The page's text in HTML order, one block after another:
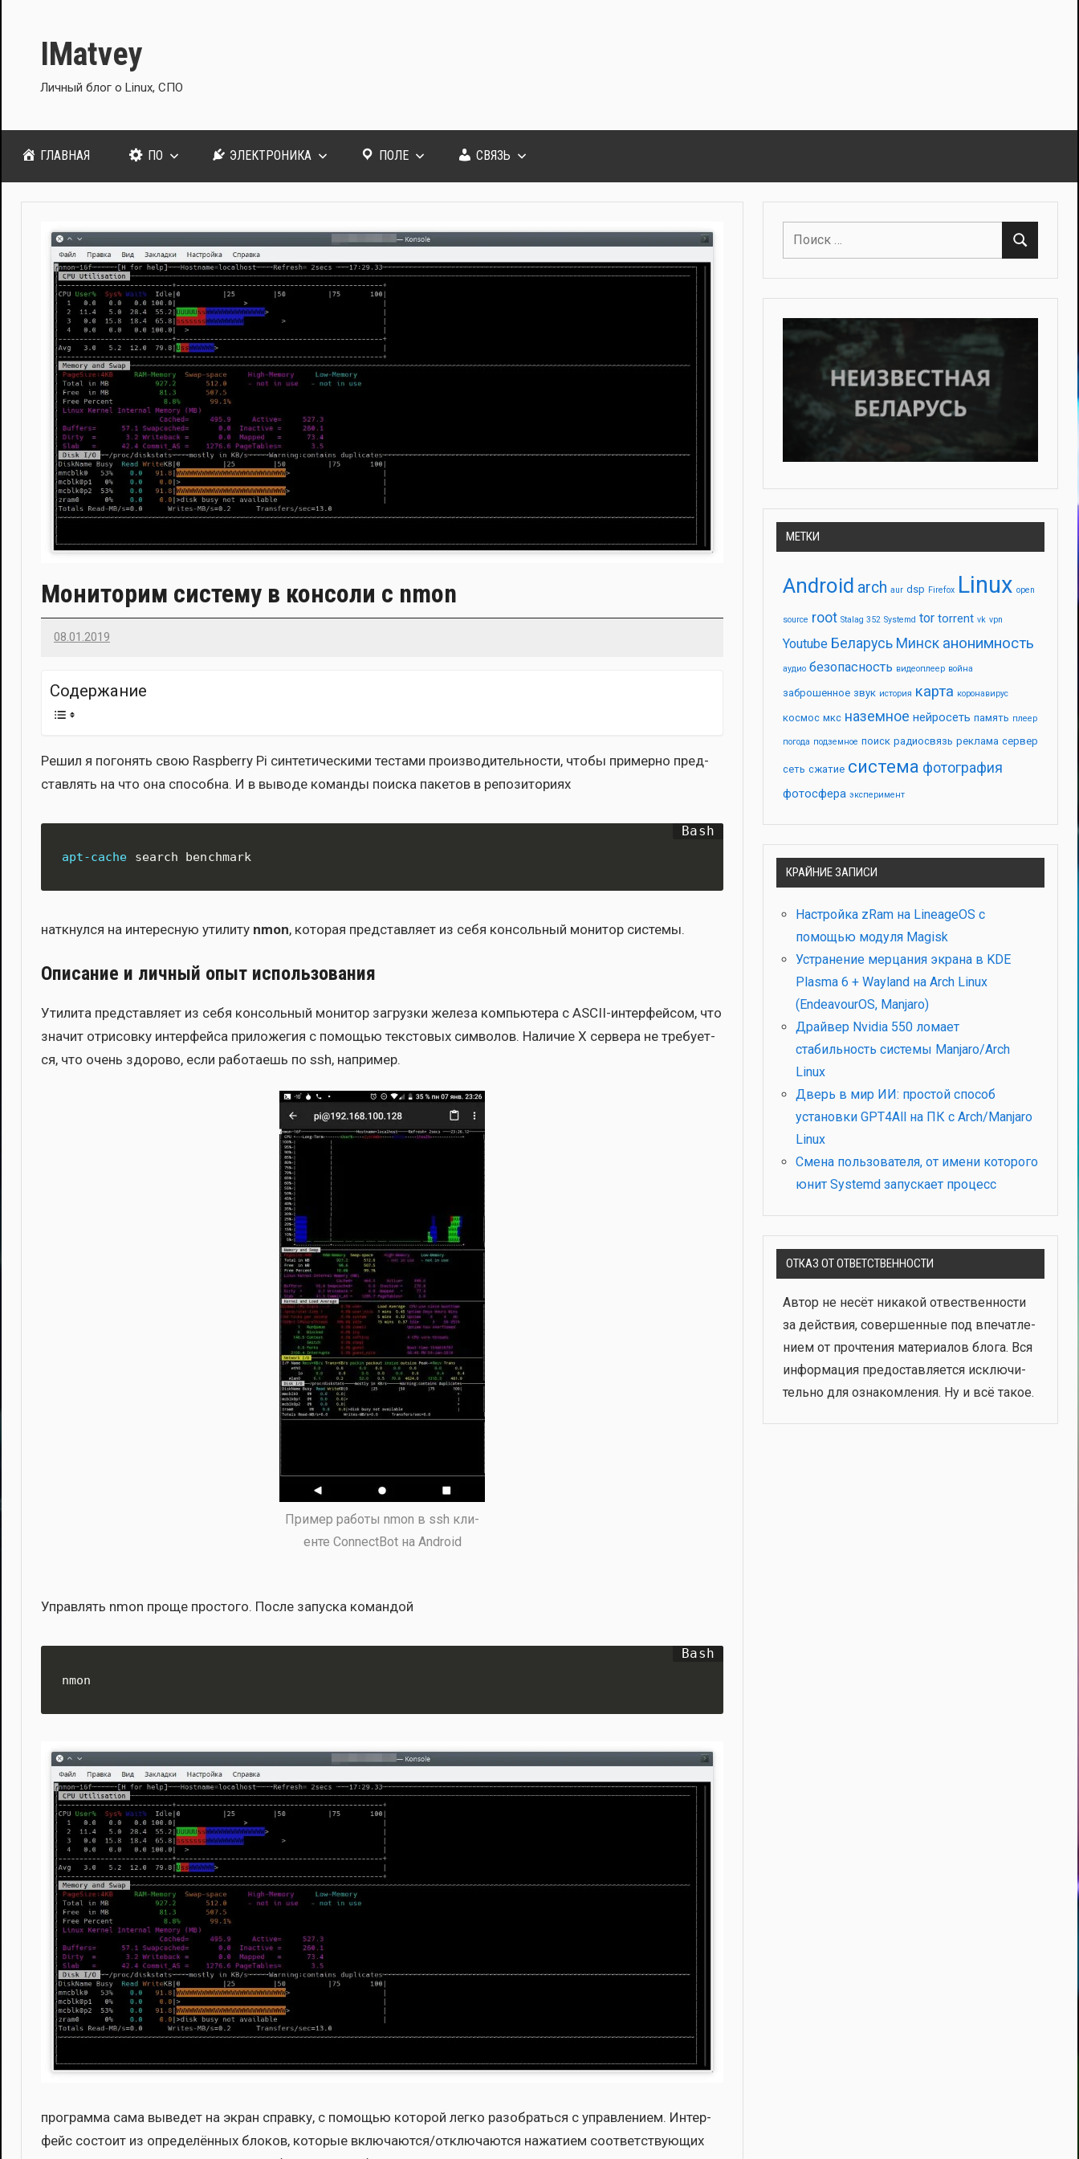
содержимому
IMatvey
Личный блог о Linux, СПО
ГЛАВНАЯ ПО ЭЛЕКТРОНИКА ПОЛЕ СВЯЗЬ
Мониторим систему в консоли с nmon
08.01.2019
Imatvey
Содер­жа­ние
Решил я пого­нять свою Raspberry Pi син­те­ти­че­ски­ми теста­ми про­из­во­ди­тель­но­сти, что­бы при­мер­но пред­
став­лять на что она спо­соб­на. И в выво­де коман­ды поис­ка паке­тов в репо­зи­то­ри­ях
apt-cache search benchmark
наткнул­ся на инте­рес­ную ути­ли­ту nmon, кото­рая пред­став­ля­ет из себя кон­соль­ный мони­тор систе­мы.
Описание и личный опыт использования
Ути­ли­та пред­став­ля­ет из себя кон­соль­ный мони­тор загруз­ки желе­за ком­пью­те­ра с ASCII-интер­фей­сом, что
зна­чит отри­сов­ку интер­фей­са при­ло­же­гия с помо­щью тек­сто­вых сим­во­лов. Нали­чие X сер­ве­ра не тре­бу­ет­
ся, что очень здо­ро­во, если рабо­та­ешь по ssh, напри­мер.
При­мер рабо­ты nmon в ssh кли­
ен­те ConnectBot на Android
Управ­лять nmon про­ще про­сто­го. После запус­ка коман­дой
nmon
про­грам­ма сама выве­дет на экран справ­ку, с помо­щью кото­рой лег­ко разо­брать­ся с управ­ле­ни­ем. Интер­
фейс состо­ит из опре­де­лён­ных бло­ков, кото­рые включаются/отключаются нажа­ти­ем соот­вет­ству­ю­щих
Поиск
Поиск
МЕТКИ
Android arch aur dsp Firefox Linux open
source root Stalag 352 Systemd tor torrent vk vpn
Youtube Беларусь Минск анонимность
аудио безопасность видеоплеер война
заброшенное звук история карта коронавирус
космос мкс наземное нейросеть память плеер
погода подземное поиск радиосвязь реклама сервер
сеть сжатие система фотография
фотосфера эксперимент
КРАЙНИЕ ЗАПИСИ
Настройка zRam на LineageOS с
помощью модуля Magisk
Устранение мерцания экрана в KDE
Plasma 6 + Wayland на Arch Linux
(EndeavourOS, Manjaro)
Драйвер Nvidia 550 ломает
стабильность системы Manjaro/Arch
Linux
Дверь в мир ИИ: простой способ
установки GPT4All на ПК с Arch/Manjaro
Linux
Смена пользователя, от имени которого
юнит Systemd запускает процесс
ОТКАЗ ОТ ОТВЕТСТВЕННОСТИ
Автор не несёт ника­кой отвест­вен­но­сти
за дей­ствия, совер­шен­ные под впе­чат­ле­
ни­ем от про­чте­ния мате­ри­а­лов бло­га. Вся
инфор­ма­ция предо­став­ля­ет­ся исклю­чи­
тель­но для озна­ком­ле­ния. Ну и всё такое.